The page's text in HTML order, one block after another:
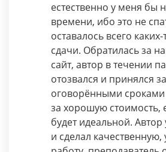
естественно у меня бы
времени, ибо это не
оставалось всего
сдачи. Обратилась за
сайт, автор в течении
отозвался и принялся
оговорёнными сроками
за хорошую стоимость,
будет идеальной.
и сделал